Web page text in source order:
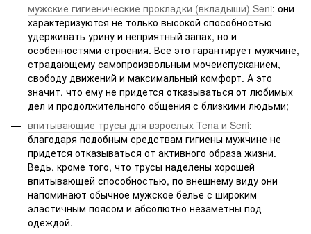
мужские гигиенические прокладки (вкладыши) Seni: они
характеризуются не только высокой способностью
удерживать урину и неприятный запах, но и
особенностями строения. Все это гарантирует мужчине,
страдающему самопроизвольным мочеиспусканием,
свободу движений и максимальный комфорт. А это
значит, что ему не придется отказываться от любимых
дел и продолжительного общения с близкими людьми;
впитывающие трусы для взрослых Tena и Seni:
благодаря подобным средствам гигиены мужчине не
придется отказываться от активного образа жизни.
Ведь, кроме того, что трусы наделены хорошей
впитывающей способностью, по внешнему виду они
напоминают обычное мужское белье с широким
эластичным поясом и абсолютно незаметны под
одеждой.